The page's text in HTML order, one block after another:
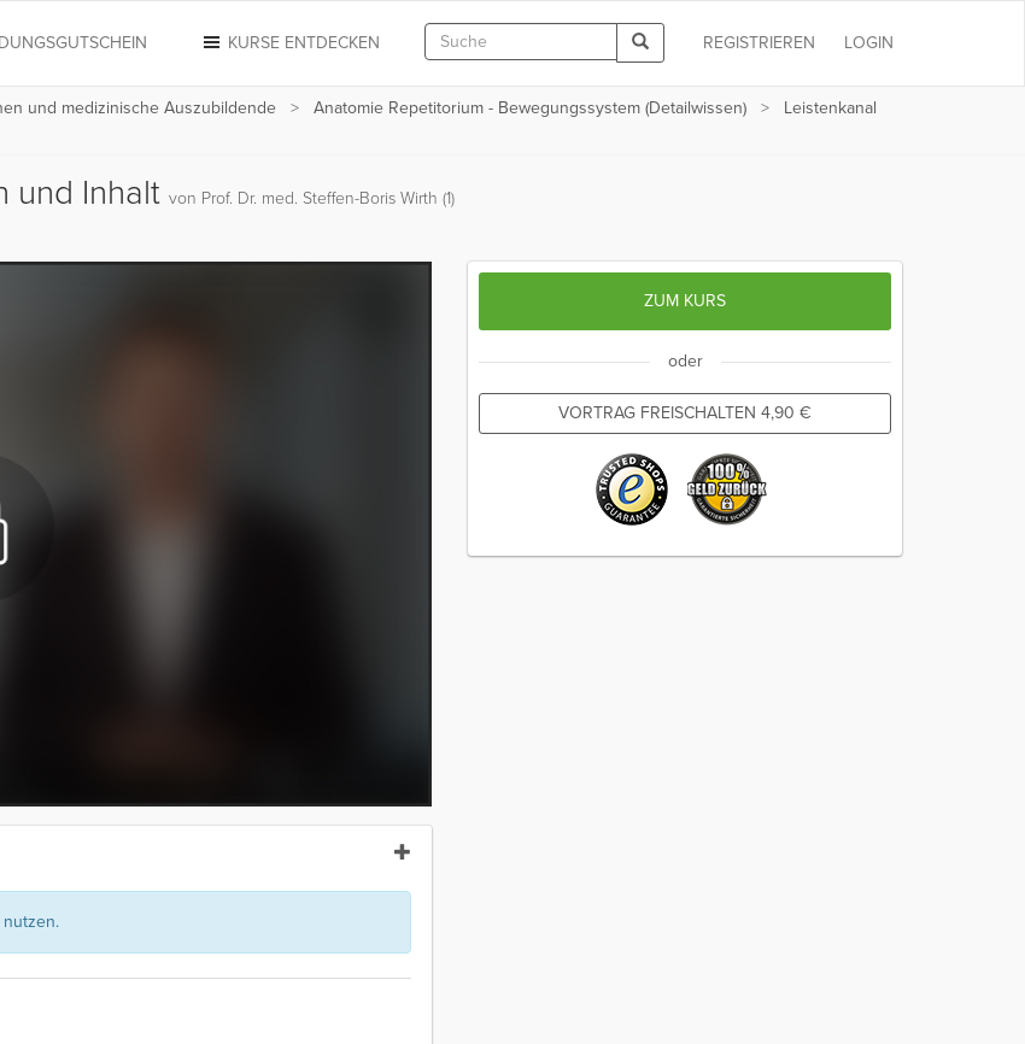
LOGIN
REGISTRIEREN
KURSE ENTDECKEN
und medizinische Auszubildende Anatomie Repetitorium - Bewegungssystem (Detailwissen)
Leistenkanal
und Inhalt von Prof. Dr. med. Steffen-Boris Wirth (1)
ZUM KURS
oder
VORTRAG FREISCHALTEN 4,90 €